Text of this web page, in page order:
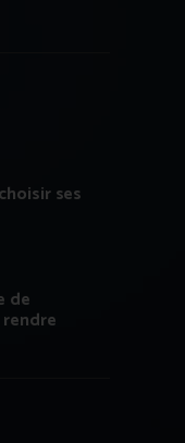
ses
de